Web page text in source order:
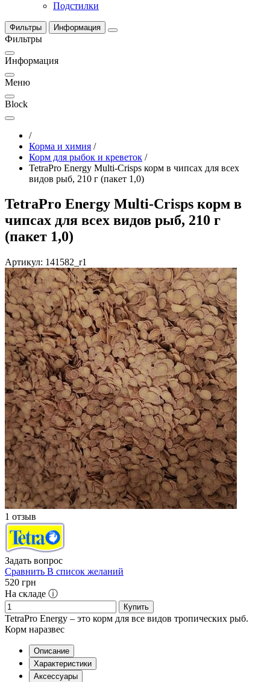
Подстилки
Фильтры Информация
Фильтры
Информация
Меню
Block
/
Корма и химия /
Корм для рыбок и креветок /
TetraPro Energy Multi-Crisps корм в чипсах для всех
видов рыб, 210 г (пакет 1,0)
TetraPro Energy Multi-Crisps корм в
чипсах для всех видов рыб, 210 г
(пакет 1,0)
Артикул: 141582_r1
1 отзыв
Задать вопрос
Сравнить В список желаний
520 грн
На складе ⓘ
Купить
TetraPro Energy – это корм для все видов тропических рыб.
Корм наразвес
Описание
Характеристики
Аксессуары